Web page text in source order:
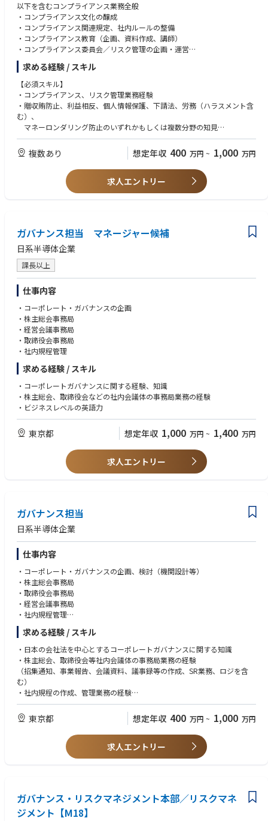
以下を含むコンプライアンス業務全般
・コンプライアンス文化の醸成
・コンプライアンス関連規定、社内ルールの整備
・コンプライアンス教育（企画、資料作成、講師）
・コンプライアンス委員会／リスク管理の企画・運営
・内部通報制度（調査を含む）の運用
等求める経験 / スキル
【必須スキル】
・コンプライアンス、リスク管理業務経験
・贈収賄防止、利益相反、個人情報保護、下請法、労務（ハラスメント含
む）、
マネーロンダリング防止のいずれかもしくは複数分野の知見
【歓迎スキル】
・コンプライアンス・リスク関連の全社施策の企画推進経験
・ビジネスレベルの英語力（海外とのEメール、会議等）
複数あり 想定年収 400 万円 ~ 1,000 万円
求人エントリー
ガバナンス担当 マネージャー候補
日系半導体企業
課長以上
仕事内容
・コーポレート・ガバナンスの企画
・株主総会事務局
・経営会議事務局
・取締役会事務局
・社内規程管理
求める経験 / スキル
・コーポレートガバナンスに関する経験、知識
・株主総会、取締役会などの社内会議体の事務局業務の経験
・ビジネスレベルの英語力
東京都 想定年収 1,000 万円 ~ 1,400 万円
求人エントリー
ガバナンス担当
日系半導体企業
仕事内容
・コーポレート・ガバナンスの企画、検討（機関設計等）
・株主総会事務局
・取締役会事務局
・経営会議事務局
・社内規程管理
・その他コーポレートガバナンスに関連する業務
求める経験 / スキル
・日本の会社法を中心とするコーポレートガバナンスに関する知識
・株主総会、取締役会等社内会議体の事務局業務の経験
（招集通知、事業報告、会議資料、議事録等の作成、SR業務、ロジを含
む）
・社内規程の作成、管理業務の経験
・高いコミュニケーション力（社内外関係者との調整等）
ビジネスレベルの英語力（会議資料、議事録、社内規程等の英語版の作
成、海外の関係者とのEメール、会議等によるコミュニケーション）
・株式事務、IPO準備の経験
・内部統制に関する知識
東京都 想定年収 400 万円 ~ 1,000 万円
求人エントリー
ガバナンス・リスクマネジメント本部／リスクマネ
ジメント【M18】